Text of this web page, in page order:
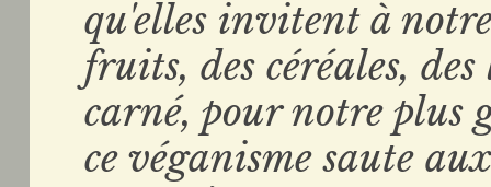
qu'elles invitent à
fruits, des céréales,
carné, pour notre plus
ce véganisme saute